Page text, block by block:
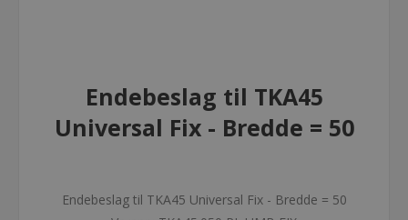
Endebeslag til TKA45
Universal Fix - Bredde = 50
Endebeslag til TKA45 Universal Fix - Bredde = 50